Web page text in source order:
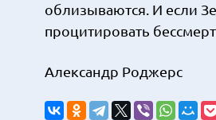
облизываются. И если
процитировать
Александр Роджерс